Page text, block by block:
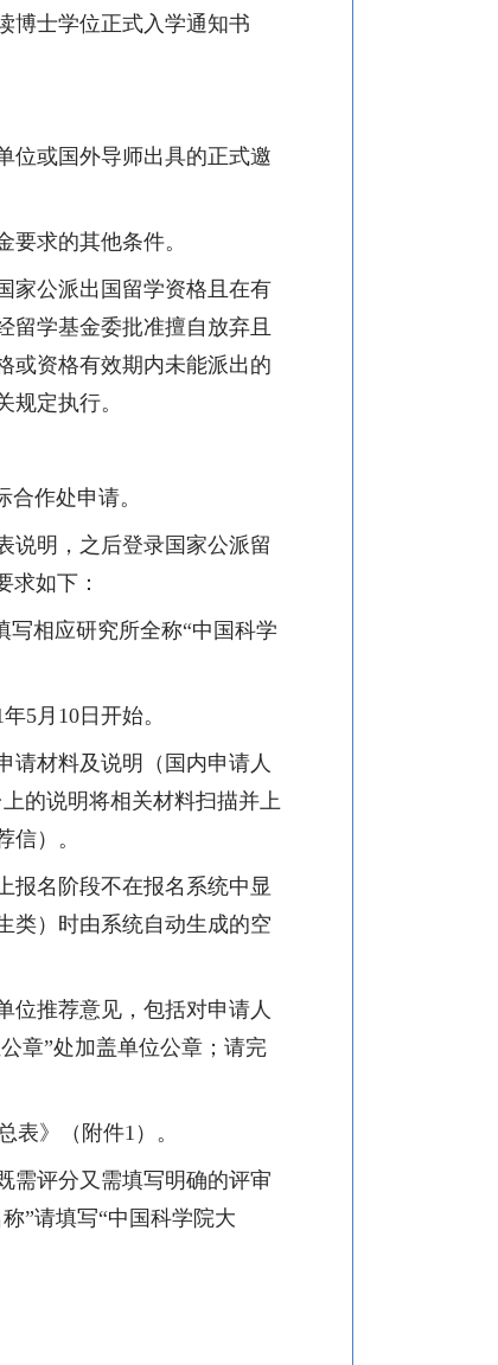
博士学位正式入学通知书
位或国外导师出具的正式邀
求的其他条件。
家公派出国留学资格且在有
留学基金委批准擅自放弃且
或资格有效期内未能派出的
定执行。
作处申请。
说明，之后登录国家公派留
求如下：
写相应研究所全称“中国科学
年5 月 10日开始。
请材料及说明（国内申请人
的说明将相关材料扫描并上
）。
报名阶段不在报名系统中显
类）时由系统自动生成的空
位推荐意见，包括对申请人
公章”处加盖单位公章；请完
表》（附件1 ）。
需评分又需填写明确的评审
”请填写“中国科学院大